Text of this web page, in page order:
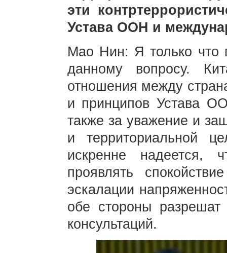
эти
Устава ООН и
Мао Нин: Я только что
данному вопросу.
отношения между
и принципов Устава
также за уважение и
и территориальной
искренне надеется,
проявлять
эскалации
обе стороны разрешат
консультаций.